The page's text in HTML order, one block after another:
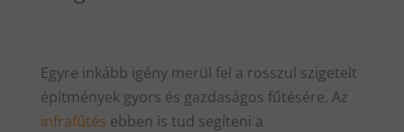
Egyre inkább igény merül fel a rosszul szigetelt
építmények gyors és gazdaságos fűtésére. Az
infrafűtés ebben is tud segíteni a